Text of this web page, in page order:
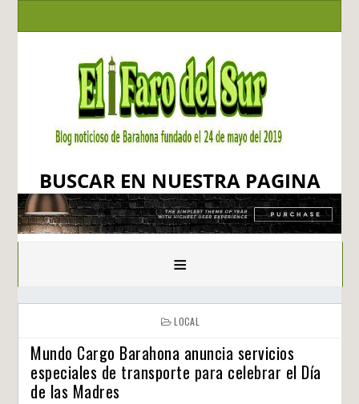
BUSCAR EN NUESTRA PAGINA
≡
LOCAL
Mundo Cargo Barahona anuncia servicios
especiales de transporte para celebrar el Día
de las Madres